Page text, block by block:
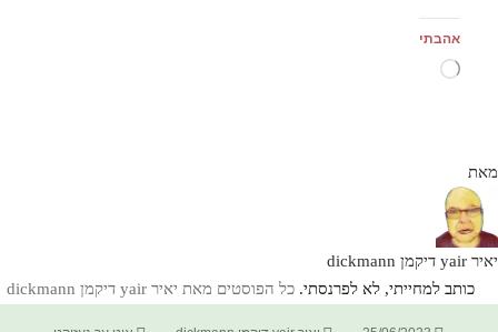
אהבתי
טוען...
מאת
יאיר yair דיקמן dickmann
כותב למחייתי, לא לפרנסתי. כל הפוסטים מאת יאיר yair דיקמן dickmann‏